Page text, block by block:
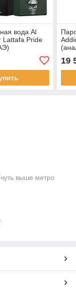
вода Al
Lattafa Pride
мл,
19
выше метро